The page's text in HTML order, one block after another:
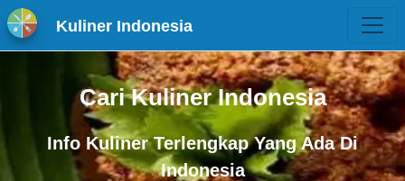
Kuliner Indonesia
Cari Kuliner Indonesia
Info Kuliner Terlengkap Yang Ada Di
Indonesia